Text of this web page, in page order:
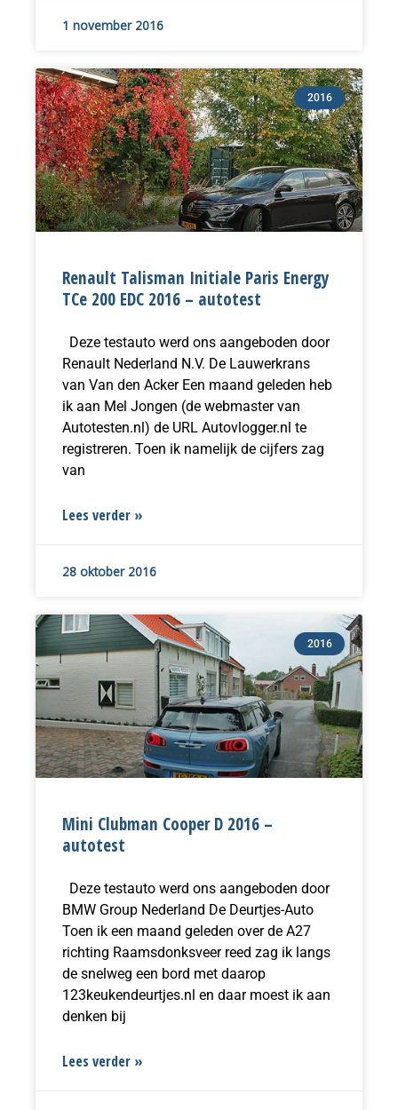
1 november 2016
2016
Renault Talisman Initiale Paris Energy
TCe 200 EDC 2016 – autotest
Deze testauto werd ons aangeboden door
Renault Nederland N.V. De Lauwerkrans
van Van den Acker Een maand geleden heb
ik aan Mel Jongen (de webmaster van
Autotesten.nl) de URL Autovlogger.nl te
registreren. Toen ik namelijk de cijfers zag
van
Lees verder »
28 oktober 2016
2016
Mini Clubman Cooper D 2016 –
autotest
Deze testauto werd ons aangeboden door
BMW Group Nederland De Deurtjes-Auto
Toen ik een maand geleden over de A27
richting Raamsdonksveer reed zag ik langs
de snelweg een bord met daarop
123keukendeurtjes.nl en daar moest ik aan
denken bij
Lees verder »